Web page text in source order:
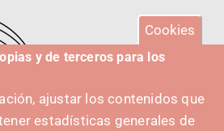
Cookies
y de terceros para los
ajustar los contenidos que
estadísticas generales de